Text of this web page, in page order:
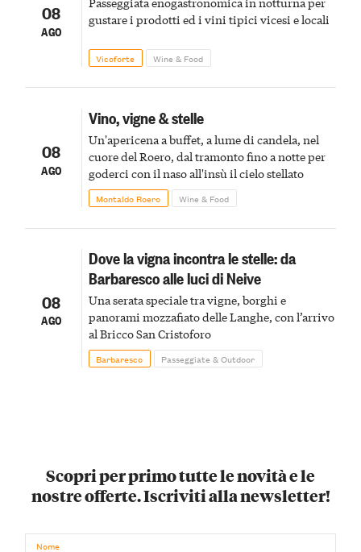
08
AGO
gustare i prodotti ed i vini tipici vicesi e locali
Vicoforte Wine & Food
08
AGO
Vino, vigne & stelle
Un'apericena a buffet, a lume di candela, nel
cuore del Roero, dal tramonto fino a notte per
goderci con il naso all'insù il cielo stellato
Montaldo Roero Wine & Food
08
AGO
Dove la vigna incontra le stelle: da
Barbaresco alle luci di Neive
Una serata speciale tra vigne, borghi e
panorami mozzafiato delle Langhe, con l’arrivo
al Bricco San Cristoforo
Barbaresco Passeggiate & Outdoor
Scopri per primo tutte le novità e le
nostre offerte. Iscriviti alla newsletter!
Nome